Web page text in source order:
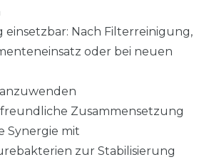
einsetzbar: Nach Filterreinigung,
oder bei neuen
Zusammensetzung
Synergie mit
zur Stabilisierung